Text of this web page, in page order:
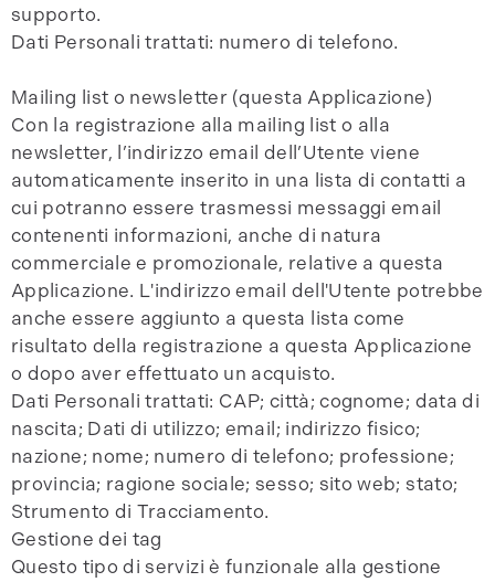
supporto.
Dati Personali trattati: numero di telefono.
Mailing list o newsletter (questa Applicazione)
Con la registrazione alla mailing list o alla
newsletter, l’indirizzo email dell’Utente viene
automaticamente inserito in una lista di contatti a
cui potranno essere trasmessi messaggi email
contenenti informazioni, anche di natura
commerciale e promozionale, relative a questa
Applicazione. L'indirizzo email dell'Utente potrebbe
anche essere aggiunto a questa lista come
risultato della registrazione a questa Applicazione
o dopo aver effettuato un acquisto.
Dati Personali trattati: CAP; città; cognome; data di
nascita; Dati di utilizzo; email; indirizzo fisico;
nazione; nome; numero di telefono; professione;
provincia; ragione sociale; sesso; sito web; stato;
Strumento di Tracciamento.
Gestione dei tag
Questo tipo di servizi è funzionale alla gestione